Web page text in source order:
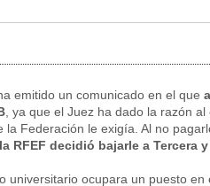
emitido un comunicado en el que
, ya que el Juez ha dado la razón
la Federación le exigía. Al no
la RFEF decidió bajarle a Tercera
universitario ocupara un puesto